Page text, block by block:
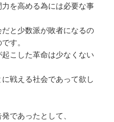
を高める為には必要な事
と少数派が敗者になるの
す。
こした革命は少なくない
戦える社会であって欲し
であったとして、